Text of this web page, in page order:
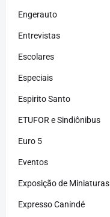
Engerauto
Entrevistas
Escolares
Especiais
Espirito Santo
ETUFOR e Sindiônibus
Euro 5
Eventos
Exposição de Miniaturas
Expresso Canindé